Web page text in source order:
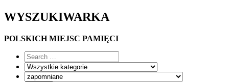
WYSZUKIWARKA
POLSKICH MIEJSC PAMIĘCI